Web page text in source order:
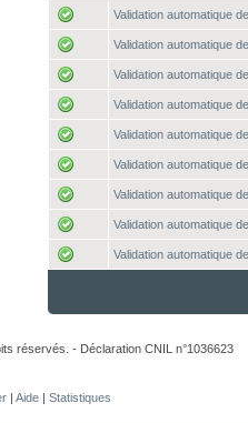
Validation automatique
Validation automatique
Validation automatique
Validation automatique
Validation automatique
Validation automatique
Validation automatique
Validation automatique
Validation automatique
réservés. - Déclaration CNIL n°1036623
| Aide | Statistiques